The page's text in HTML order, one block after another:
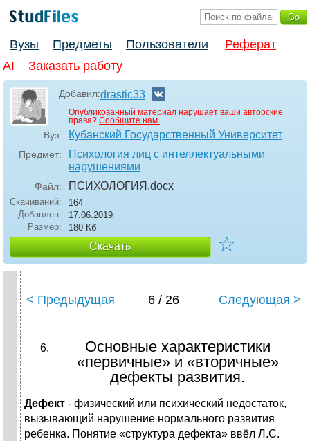
Вузы Предметы Пользователи
Реферат
AI
Заказать работу
Добавил:drastic33
Опубликованный материал нарушает ваши авторские
права? Сообщите нам.
Вуз: Кубанский Государственный Университет
Предмет:
Психология лиц с интеллектуальными
нарушениями
Файл: ПСИХОЛОГИЯ .docx
Скачиваний:
164
Добавлен:
17.06.2019
Размер:
180 Кб
Скачать ☆
< Предыдущая 6 / 26 Следующая >
Основные характеристики
«первичные» и «вторичные»
дефекты развития.
Дефект - физический или психический недостаток,
вызывающий нарушение нормального развития
ребенка. Понятие «структура дефекта» ввёл Л.С.